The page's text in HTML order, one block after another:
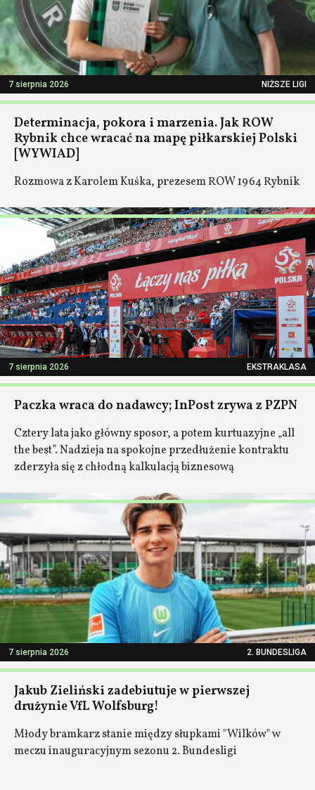
7 sierpnia 2026 NIŻSZE LIGI
Determinacja, pokora i marzenia. Jak ROW
Rybnik chce wracać na mapę piłkarskiej Polski
[WYWIAD]
Rozmowa z Karolem Kuśka, prezesem ROW 1964 Rybnik
7 sierpnia 2026 EKSTRAKLASA
Paczka wraca do nadawcy; InPost zrywa z PZPN
Cztery lata jako główny sposor, a potem kurtuazyjne „all
the best”. Nadzieja na spokojne przedłużenie kontraktu
zderzyła się z chłodną kalkulacją biznesową
7 sierpnia 2026 2. BUNDESLIGA
Jakub Zieliński zadebiutuje w pierwszej
drużynie VfL Wolfsburg!
Młody bramkarz stanie między słupkami "Wilków" w
meczu inauguracyjnym sezonu 2. Bundesligi